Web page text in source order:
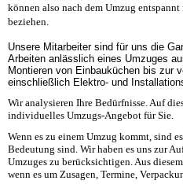
können also nach dem Umzug
beziehen.
Unsere Mitarbeiter sind für uns die
Arbeiten anlässlich eines Umzuges
Montieren von Einbauküchen bis zur
einschließlich Elektro- und
Wir analysieren Ihre Bedürfnisse. Auf
individuelles Umzugs-Angebot für Sie.
Wenn es zu einem Umzug kommt, sind
Bedeutung sind. Wir haben es uns zur
Umzuges zu berücksichtigen. Aus
wenn es um Zusagen, Termine,